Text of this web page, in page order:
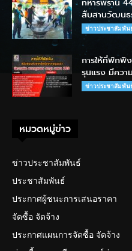
สืบสานวัฒนธ
ข่าวประชาสัมพัน
การให้ที่พักพิ
รุนแรง มีคว
ข่าวประชาสัมพัน
หมวดหมู่ข่าว
ข่าวประชาสัมพันธ์
ประชาสัมพันธ์
ประกาศผู้ชนะการเสนอราคา
จัดซื้อ จัดจ้าง
ประกาศแผนการจัดซื้อ จัดจ้าง